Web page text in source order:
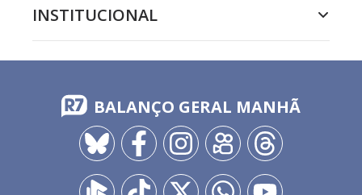
INSTITUCIONAL
BALANÇO GERAL MANHÃ